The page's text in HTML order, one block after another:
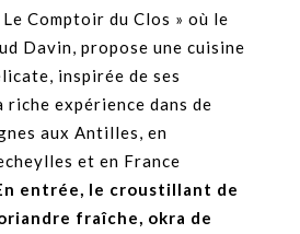
Comptoir du Clos » où le
Davin, propose une cuisine
inspirée de ses
riche expérience dans de
aux Antilles, en
et en France
entrée, le croustillant de
fraîche, okra de